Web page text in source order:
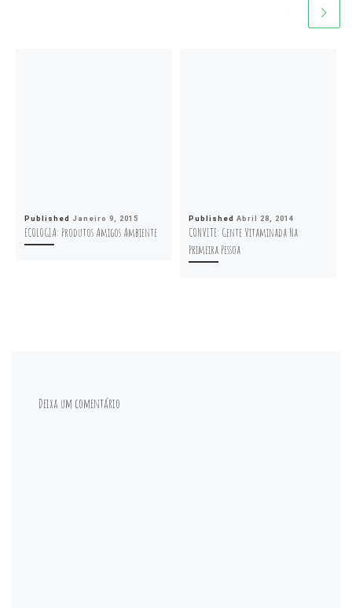
Published Janeiro 9, 2015
ECOLOGIA: Produtos Amigos Ambiente
Published Abril 28, 2014
CONVITE: Gente Vitaminada Na
Primeira Pessoa
Deixa um comentário